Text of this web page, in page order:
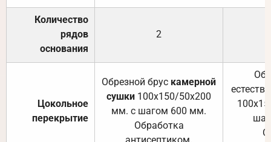
Количество
рядов
основания
2
Цокольное
перекрытие
Обрезной брус камерной
сушки 100х150/50х200
мм. с шагом 600 мм.
Обработка
антисептиком.